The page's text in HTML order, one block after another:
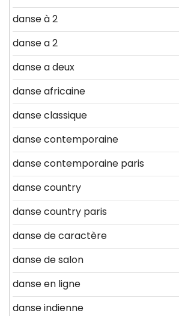
danse à 2
danse a 2
danse a deux
danse africaine
danse classique
danse contemporaine
danse contemporaine paris
danse country
danse country paris
danse de caractère
danse de salon
danse en ligne
danse indienne